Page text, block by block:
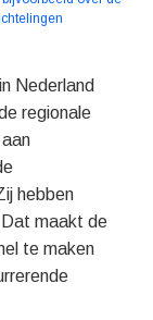
Nederland
regionale
hebben
Dat maakt de
te maken